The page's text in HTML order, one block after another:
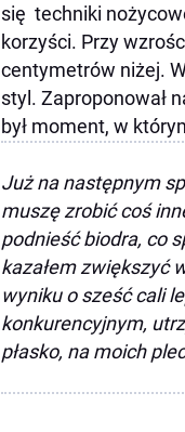
się techniki
korzyści. Przy
centymetrów niżej.
styl. Zaproponował
był moment, w
Już na następnym
muszę zrobić coś
podnieść biodra, co
kazałem zwiększyć
wyniku o sześć cali
konkurencyjnym,
płasko, na moich